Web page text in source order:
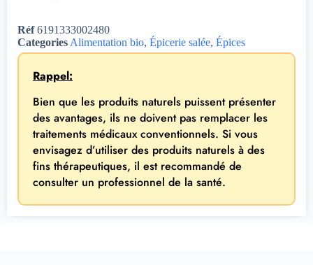
Réf6191333002480
Categories Alimentation bio, Épicerie salée, Épices
Rappel:
Bien que les produits naturels puissent présenter
des avantages, ils ne doivent pas remplacer les
traitements médicaux conventionnels. Si vous
envisagez d’utiliser des produits naturels à des
fins thérapeutiques, il est recommandé de
consulter un professionnel de la santé.